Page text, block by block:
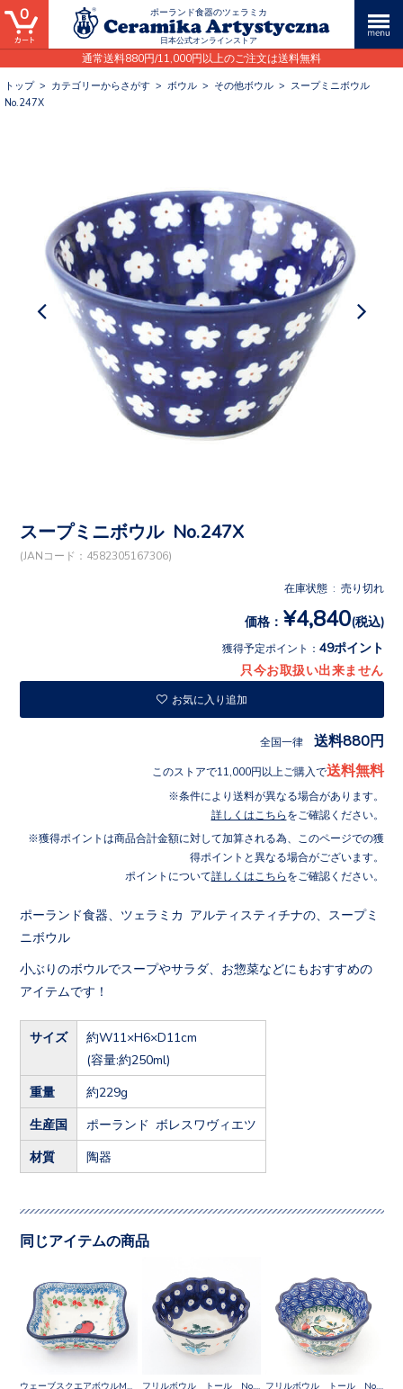
ポーランド食器のツェラミカ
日本公式オンラインストア
通常送料880円/11,000円以上のご注文は送料無料
0
トップ> カテゴリーからさがす > ボウル > その他ボウル > スープミニボウル
No.247X
スープミニボウル No.247X
(JANコード：4582305167306)
在庫状態 : 売り切れ
価格： ¥4,840(税込)
獲得予定ポイント： 49ポイント
只今お取扱い出来ません
お気に入り追加
全国一律 送料880円
このストアで11,000円以上ご購入で送料無料
条件により送料が異なる場合があります。
詳しくはこちら をご確認ください。
獲得ポイントは商品合計金額に対して加算される為、このページでの獲
得ポイントと異なる場合がございます。
ポイントについて詳しくはこちら をご確認ください。
ポーランド食器、ツェラミカ アルティスティチナの、スープミ
ニボウル
小ぶりのボウルでスープやサラダ、お惣菜などにもおすすめの
アイテムです！
サイズ
約W11×H6×D11cm
(容量:約250ml)
重量 約229g
生産国 ポーランド ボレスワヴィエツ
材質 陶器
同じアイテムの商品